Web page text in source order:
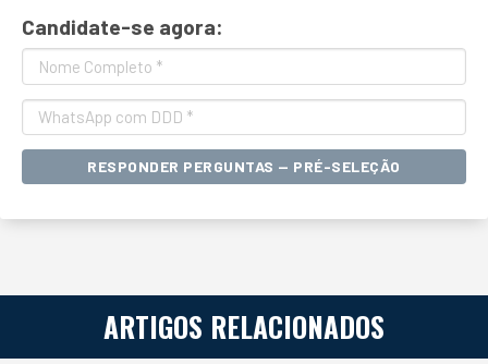
Candidate-se agora:
RESPONDER PERGUNTAS — PRÉ-SELEÇÃO
ARTIGOS RELACIONADOS